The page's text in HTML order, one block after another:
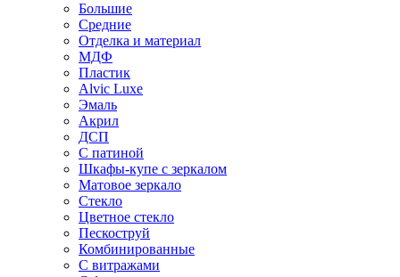
Большие
Средние
Отделка и материал
МДФ
Пластик
Alvic Luxe
Эмаль
Акрил
ДСП
С патиной
Шкафы-купе с зеркалом
Матовое зеркало
Стекло
Цветное стекло
Пескоструй
Комбинированные
С витражами